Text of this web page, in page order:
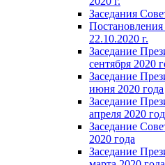
Заседания
22.10.2020 г.
Заседание
сентября 2020
Заседание
июня 2020 года
Заседание
апреля 2020
Заседание
2020 года
Заседание